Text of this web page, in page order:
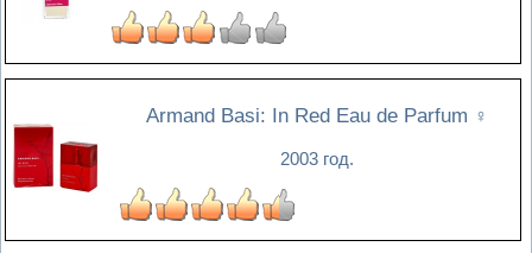
Armand Basi: In Red Eau de Parfum ♀
2003 год.